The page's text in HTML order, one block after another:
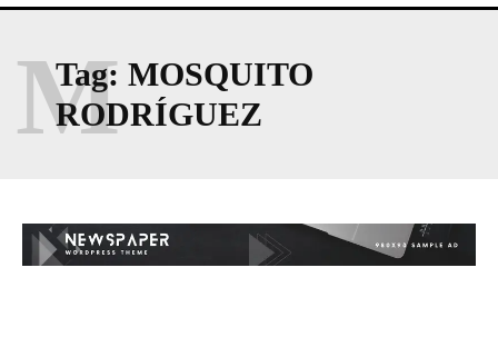
Tag: MOSQUITO
RODRÍGUEZ
M